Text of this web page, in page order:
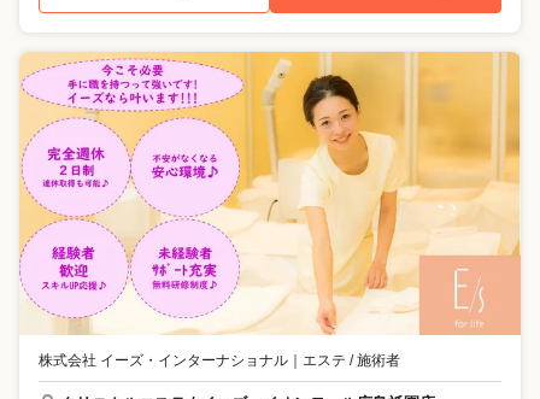
株式会社 イーズ・インターナショナル ｜ エステ / 施術者